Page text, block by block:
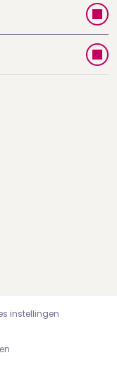
instellingen